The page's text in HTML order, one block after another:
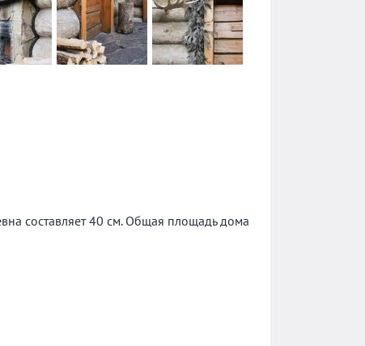
составляет 40 см. Общая площадь дома